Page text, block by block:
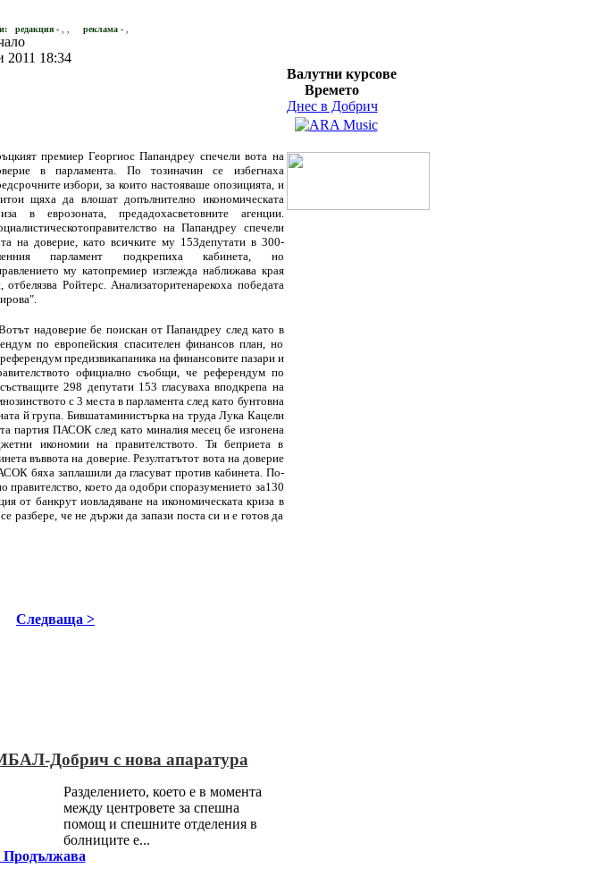
редакция - реклама -,
2011 18:34
премиер Георгиос Папандреу спечели вота на
в парламента. По тозиначин се избегнаха
избори, за които настояваше опозицията, и
щяха да влошат допълнително икономическата
в еврозоната, предадохасветовните агенции.
на Папандреу спечели
на доверие, като всичките му 153депутати в 300-
парламент подкрепиха кабинета, но
му катопремиер изглежда наближава края
отбелязва Ройтерс. Анализаторитенарекоха победата
надоверие бе поискан от Папандреу след като в
по европейския спасителен финансов план, но
предизвикапаника на финансовите пазари и
официално съобщи, че референдум по
298 депутати 153 гласуваха вподкрепа на
с 3 места в парламента след като бунтовна
й група. Бившатаминистърка на труда Лука Кацели
партия ПАСОК след като миналия месец бе изгонена
икономии на правителството. Тя беприета в
въввота на доверие.Резултатътот вота на доверие
бяха заплашили да гласуват против кабинета. По-
правителство, което да одобри споразумението за130
от банкрут иовладяване на икономическата криза в
разбере, че не държи да запази поста си и е готов да
Следваща >
Добрич с нова апаратура
Разделението, което е в момента
между центровете за спешна
помощ и спешните отделения в
болниците е...
Продължава
Валутни курсове
Времето
Днес в Добрич